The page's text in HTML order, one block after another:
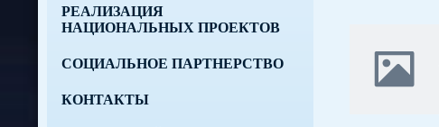
РЕАЛИЗАЦИЯ
НАЦИОНАЛЬНЫХ ПРОЕКТОВ
СОЦИАЛЬНОЕ ПАРТНЕРСТВО
КОНТАКТЫ